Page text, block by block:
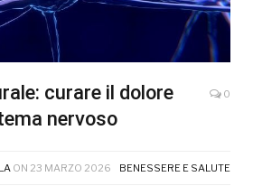
curare il dolore
nervoso
0
ON 23 MARZO 2026 BENESSERE E SALUTE